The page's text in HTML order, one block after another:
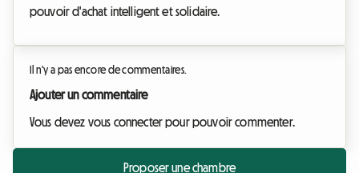
pouvoir d'achat intelligent et solidaire.
Il n'y a pas encore de commentaires.
Ajouter un commentaire
Vous devez vous connecter pour pouvoir commenter.
Proposer une chambre